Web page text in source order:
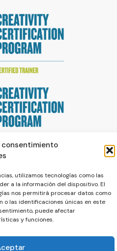
consentimiento
utilizamos tecnologías como las
a la información del dispositivo. El
nos permitirá procesar datos como
o las identificaciones únicas en este
puede afectar
y funciones.
Prieto
privacidad